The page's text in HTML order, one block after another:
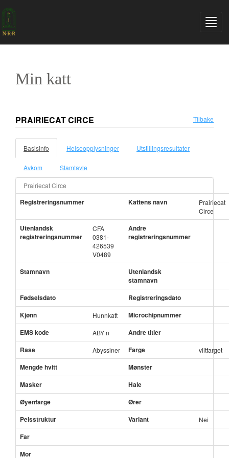
Min katt
PRAIRIECAT CIRCE Tilbake
Basisinfo Helseopplysninger Utstillingsresultater
Avkom Stamtavle
Prairiecat Circe
Registreringsnummer Kattens navn
Prairiecat
Circe
Utenlandsk
registreringsnummer
CFA
0381-
426539
V0489
Andre
registreringsnummer
Stamnavn
Utenlandsk
stamnavn
Fødselsdato
Registreringsdato
Kjønn
Hunnkatt
Microchipnummer
EMS kode
ABY n
Andre titler
Rase
Abyssiner Farge viltfarget
Mengde hvitt
Mønster
Masker
Hale
Øyenfarge
Ører
Pelsstruktur
Variant Nei
Far
Mor